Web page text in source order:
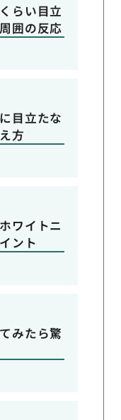
らい目立
囲の反応
目立たな
方
ワイトニ
ント
みたら驚